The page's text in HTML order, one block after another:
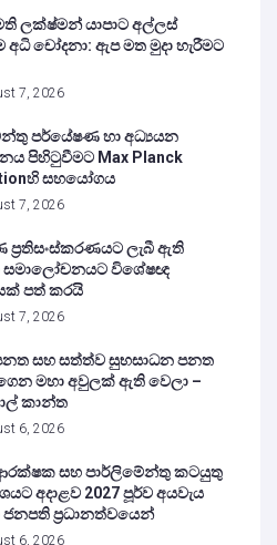
ලක්ෂ්මන් යාපාට අල්ලස්
චෝදනා: ඇප මත මුදා හැරීමට
7, 2026
පර්යේෂණ හා අධ්‍යයන
පිහිටුවීමට Max Planck
සහයෝගය
7, 2026
ප්‍රතිසංස්කරණයට ලැබී ඇති
සමාලෝචනයට විශේෂඥ
පත් කරයි
7, 2026
සහ සත්ත්ව සුභසාධන පනත
මහා අවුලක් ඇති වෙලා –
කාන්ත
6, 2026
සහ පාර්ලිමේන්තු කටයුතු
අදාළව 2027 පූර්ව අයවැය
ජනපති ප්‍රධානත්වයෙන්
6, 2026